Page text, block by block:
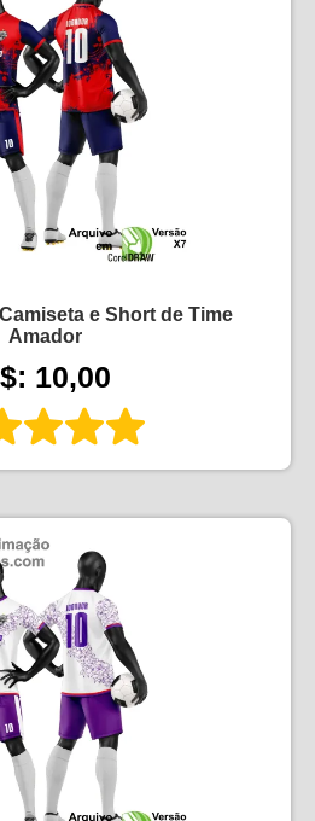
e Short de Time
Amador
10,00